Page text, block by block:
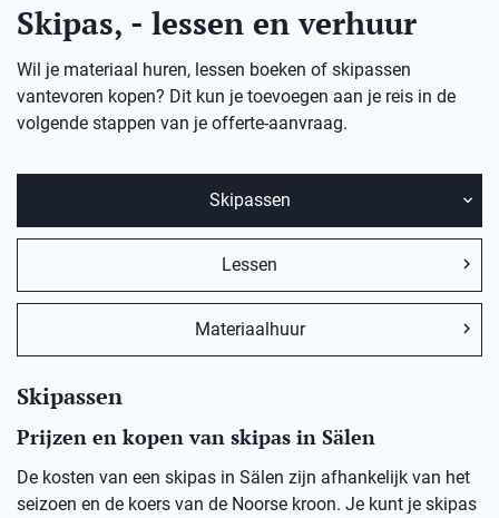
Skipas, - lessen en verhuur
Wil je materiaal huren, lessen boeken of skipassen
vantevoren kopen? Dit kun je toevoegen aan je reis in de
volgende stappen van je offerte-aanvraag.
Skipassen
Lessen
Materiaalhuur
Skipassen
Prijzen en kopen van skipas in Sälen
De kosten van een skipas in Sälen zijn afhankelijk van het
seizoen en de koers van de Noorse kroon. Je kunt je skipas